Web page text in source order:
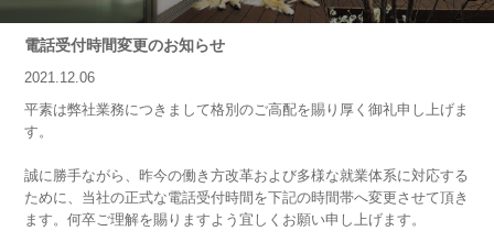
ニュースリリース
電話受付時間変更のお知らせ
2021.12.06
平素は弊社業務につきまして格別のご高配を賜り厚く御礼申し上げま
す。
誠に勝手ながら、昨今の働き方改革および多様な就業体系に対応する
ために、当社の正式な電話受付時間を下記の時間帯へ変更させて頂き
ます。何卒ご理解を賜りますよう宜しくお願い申し上げます。